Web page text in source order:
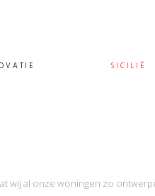
SICILIË
wij al onze woningen zo